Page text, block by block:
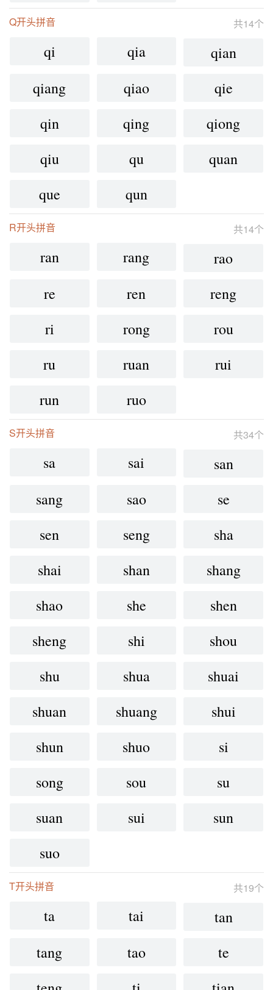
共14个
Q开头拼音
qi qia
qian
qiang
qiao
qie
qin
qing
qiong
qiu
qu
quan
que
qun
共14个
R开头拼音
ran rang
rao
re
ren
reng
ri
rong
rou
ru
ruan
rui
run
ruo
共34个
S开头拼音
sa sai
san
sang
sao
se
sen
seng
sha
shai
shan
shang
shao
she
shen
sheng
shi
shou
shu
shua
shuai
shuan
shuang
shui
shun
shuo
si
song
sou
su
suan
sui
sun
suo
共19个
T开头拼音
ta tai
tan
tang
tao
te